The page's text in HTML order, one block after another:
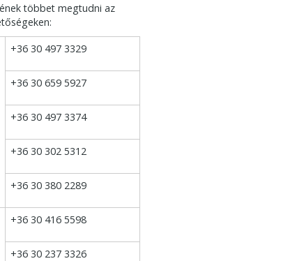
többet megtudni az
+36 30 497 3329
+36 30 659 5927
+36 30 497 3374
+36 30 302 5312
+36 30 380 2289
+36 30 416 5598
+36 30 237 3326